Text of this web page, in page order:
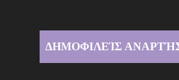
ΔΗΜΟΦΙΛΕΊΣ